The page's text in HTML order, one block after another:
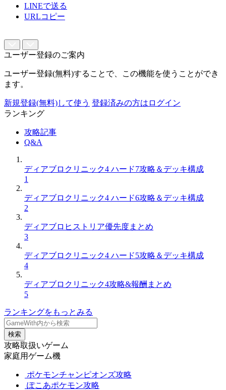
LINEで送る
URLコピー
ユーザー登録のご案内
ユーザー登録(無料)することで、この機能を使うことができ
ます。
新規登録(無料)して使う 登録済みの方はログイン
ランキング
攻略記事
Q&A
ディアブロクリニック4 ハード7攻略＆デッキ構成
1
ディアブロクリニック4 ハード6攻略＆デッキ構成
2
ディアブロヒストリア優先度まとめ
3
ディアブロクリニック4 ハード5攻略＆デッキ構成
4
ディアブロクリニック4攻略&報酬まとめ
5
ランキングをもっとみる
検索
攻略取扱いゲーム
家庭用ゲーム機
ポケモンチャンピオンズ攻略
ぽこあポケモン攻略